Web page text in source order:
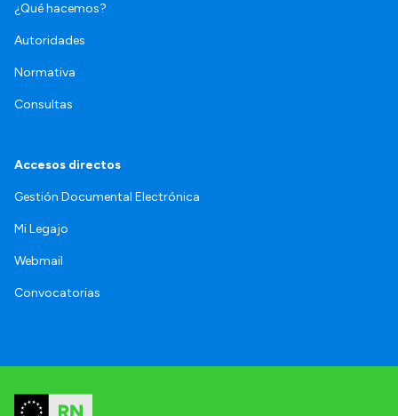
¿Qué hacemos?
Autoridades
Normativa
Consultas
Accesos directos
Gestión Documental Electrónica
Mi Legajo
Webmail
Convocatorias